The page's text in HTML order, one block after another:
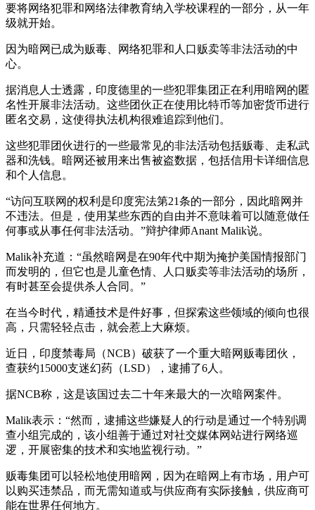
要将网络犯罪和网络法律教育纳入学校课程的一部分，从一年
级就开始。
因为暗网已成为贩毒、网络犯罪和人口贩卖等非法活动的中
心。
据消息人士透露，印度德里的一些犯罪集团正在利用暗网的匿
名性开展非法活动。这些团伙正在使用比特币等加密货币进行
匿名交易，这使得执法机构很难追踪到他们。
这些犯罪团伙进行的一些最常见的非法活动包括贩毒、走私武
器和洗钱。暗网还被用来出售被盗数据，包括信用卡详细信息
和个人信息。
“访问互联网的权利是印度宪法第21条的一部分，因此暗网并
不违法。但是，使用某些东西的自由并不意味着可以随意做任
何事或从事任何非法活动。”辩护律师Anant Malik说。
Malik补充道：“虽然暗网是在90年代中期为掩护美国情报部门
而发明的，但它也是儿童色情、人口贩卖等非法活动的场所，
有时甚至会提供杀人合同。”
在当今时代，精通技术是件好事，但探索这些领域的倾向也很
高，只需轻轻点击，就会惹上大麻烦。
近日，印度禁毒局（NCB）破获了一个重大暗网贩毒团伙，
查获约15000支迷幻药（LSD），逮捕了6人。
据NCB称，这是该国过去二十年来最大的一次暗网案件。
Malik表示：“然而，逮捕这些嫌疑人的行动是通过一个特别调
查小组完成的，该小组善于通过对社交媒体网站进行网络巡
逻，开展密集的技术和实地监视行动。”
贩毒集团可以轻松地使用暗网，因为在暗网上有市场，用户可
以购买违禁品，而无需知道或与供应商有实际接触，供应商可
能在世界任何地方。